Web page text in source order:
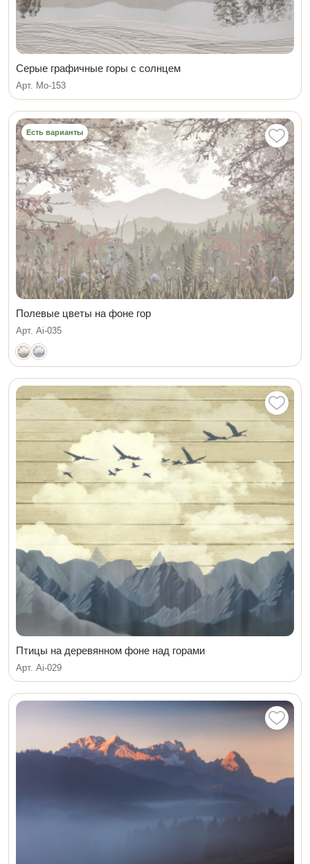
Серые графичные горы с солнцем
Арт. Мо-153
Есть варианты
Полевые цветы на фоне гор
Арт. Ai-035
Птицы на деревянном фоне над горами
Арт. Ai-029